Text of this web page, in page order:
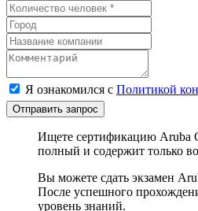
Я ознакомился с Политикой
Отправить запрос
Ищете сертификацию Aruba
полный и содержит только
Вы можете сдать экзамен
После успешного
уровень знаний.